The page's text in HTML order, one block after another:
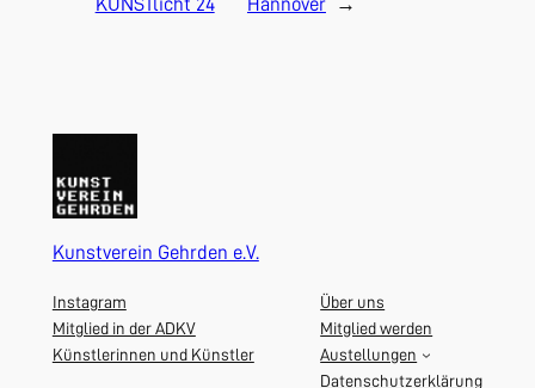
KUNSTlicht 24 Hannover →
Kunstverein Gehrden e.V.
Instagram
Mitglied in der ADKV
Künstlerinnen und Künstler
Über uns
Mitglied werden
Austellungen
Datenschutzerklärung